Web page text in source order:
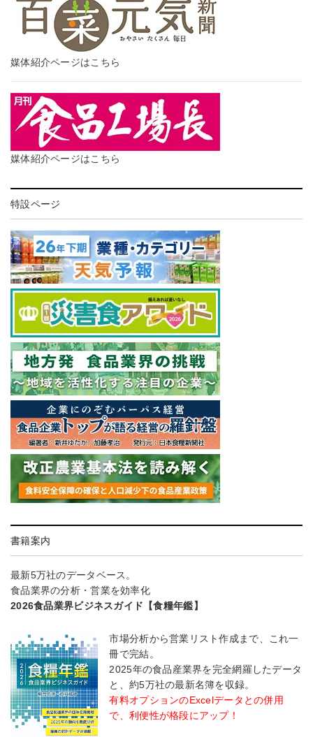
媒体紹介ページはこちら
媒体紹介ページはこちら
特設ページ
書籍案内
最新5万社のデータベース。
食品業界の分析・営業を効率化
2026食品業界ビジネスガイド【食糧年鑑】
市場分析から営業リスト作成まで、これ一
冊で完結。
2025年の食品産業界を完全網羅したデータ
と、約5万社の最新名簿を収録。
有料オプションのExcelデータとの併用
で、利便性が格段にアップ！